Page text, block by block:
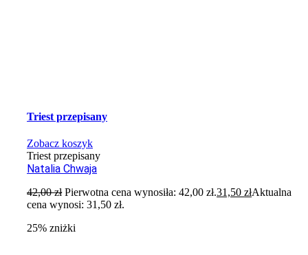
Triest przepisany
Zobacz koszyk
Triest przepisany
Natalia Chwaja
42,00zł Pierwotna cena wynosiła: 42,00 zł.31,50złAktualna
cena wynosi: 31,50 zł.
25% zniżki